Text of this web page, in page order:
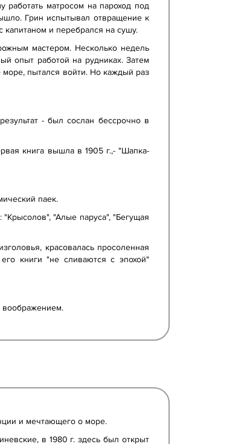
работать матросом на пароход под
Грин испытывал отвращение к
и перебрался на сушу.
мастером. Несколько недель
опыт работой на рудниках. Затем
пытался войти. Но каждый раз
- был сослан бессрочно в
книга вышла в 1905 г.,- "Шапка-
паек.
"Алые паруса", "Бегущая
красовалась просоленная
книги "не сливаются с эпохой"
воображением.
и мечтающего о море.
в 1980 г. здесь был открыт